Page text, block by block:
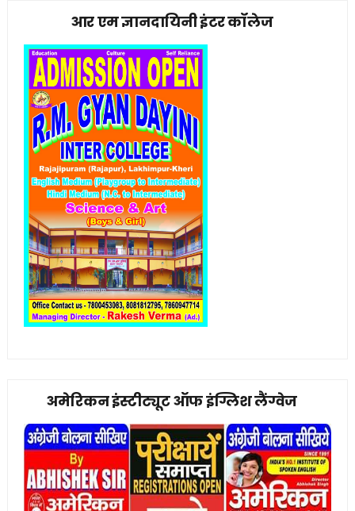
आर एम ज्ञानदायिनी इंटर कॉलेज
अमेरिकन इंस्टीट्यूट ऑफ इंग्लिश लैंग्वेज